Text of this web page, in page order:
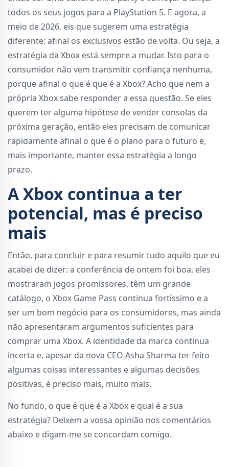
todos os seus jogos para a PlayStation 5. E agora, a
meio de 2026, eis que sugerem uma estratégia
diferente: afinal os exclusivos estão de volta. Ou seja, a
estratégia da Xbox está sempre a mudar. Isto para o
consumidor não vem transmitir confiança nenhuma,
porque afinal o que é que é a Xbox? Acho que nem a
própria Xbox sabe responder a essa questão. Se eles
querem ter alguma hipótese de vender consolas da
próxima geração, então eles precisam de comunicar
rapidamente afinal o que é o plano para o futuro e,
mais importante, manter essa estratégia a longo
prazo.
A Xbox continua a ter
potencial, mas é preciso
mais
Então, para concluir e para resumir tudo aquilo que eu
acabei de dizer: a conferência de ontem foi boa, eles
mostraram jogos promissores, têm um grande
catálogo, o Xbox Game Pass continua fortíssimo e a
ser um bom negócio para os consumidores, mas ainda
não apresentaram argumentos suficientes para
comprar uma Xbox. A identidade da marca continua
incerta e, apesar da nova CEO Asha Sharma ter feito
algumas coisas interessantes e algumas decisões
positivas, é preciso mais, muito mais.
No fundo, o que é que é a Xbox e qual é a sua
estratégia? Deixem a vossa opinião nos comentários
abaixo e digam-me se concordam comigo.